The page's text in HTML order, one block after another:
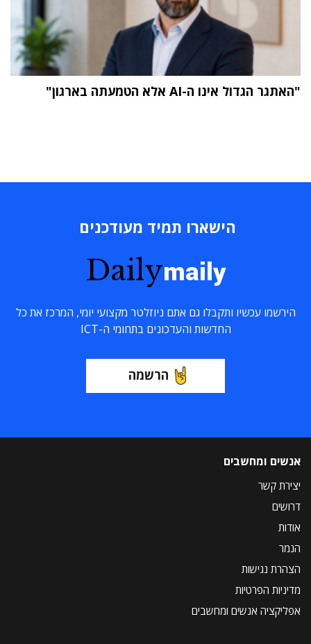
"האתגר הגדול אינו ה-AI אלא הטמעתה בארגון"
הישארו תמיד מעודכנים
Dailymaily
הירשמו עכשיו ותקבלו גם אתם ניוזלטר מקצועי יומי, המרכז את כל
החדשות והעדכונים בתחומי ה-ICT
הרשמה
אנשים ומחשבים
יצירת קשר
דרושים
אודות
הנמר
הצהרת נגישות
מדיניות הפרטיות
אפליקציה אנשים ומחשבים